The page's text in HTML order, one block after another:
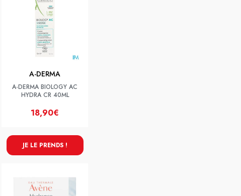
A-DERMA
A-DERMA BIOLOGY AC
HYDRA CR 40ML
18,90€
JE LE PRENDS !